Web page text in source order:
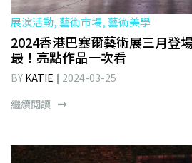
展演活動, 藝術市場, 藝術美學
2024香港巴塞爾藝術展三月登
最！亮點作品一次看
BY KATIE
2024-03-25
繼續閱讀